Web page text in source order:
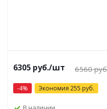
6305 руб./шт 6560
-4% Экономия 255 руб.